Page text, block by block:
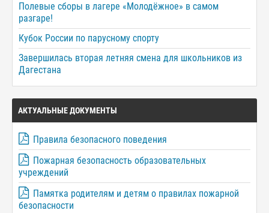
Полевые сборы в лагере «Молодёжное» в самом
разгаре!
Кубок России по парусному спорту
Завершилась вторая летняя смена для школьников из
Дагестана
АКТУАЛЬНЫЕ ДОКУМЕНТЫ
Правила безопасного поведения
Пожарная безопасность образовательных
учреждений
Памятка родителям и детям о правилах пожарной
безопасности